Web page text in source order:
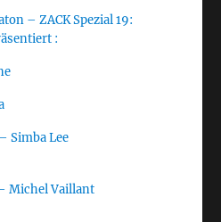
– ZACK Spezial 19:
:
Simba Lee
Michel Vaillant